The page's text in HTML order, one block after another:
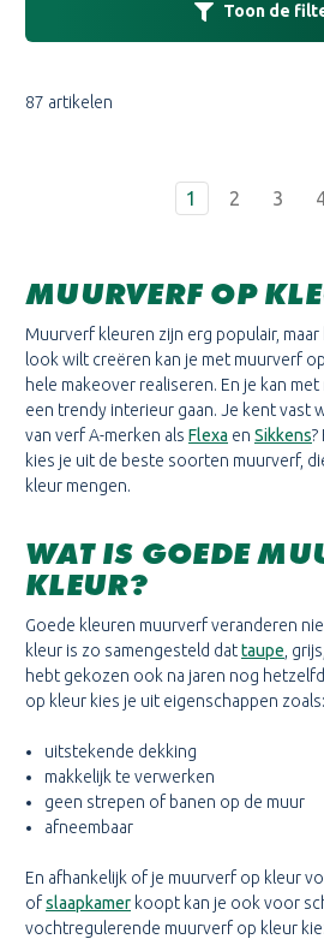
87 artikelen
1 2 3
Toon de
MUURVERF OP
Muurverf kleuren zijn erg populair,
look wilt creëren kan je met muurverf
hele makeover realiseren. En je kan
een trendy interieur gaan. Je kent vast
van verf A-merken als Flexa en Sikkens?
kies je uit de beste soorten muurverf,
kleur mengen.
WAT IS GOEDE
KLEUR?
Goede kleuren muurverf veranderen
kleur is zo samengesteld dattaupe ,
hebt gekozen ook na jaren nog
op kleur kies je uit eigenschappen zoals:
uitstekende dekking
makkelijk te verwerken
geen strepen of banen op de muur
afneembaar
En afhankelijk of je muurverf op kleur
ofslaapkamer koopt kan je ook voor
vochtregulerende muurverf op kleur